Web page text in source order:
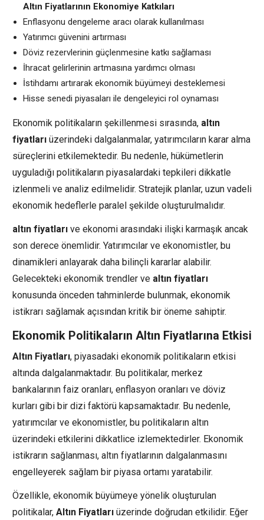
Altın Fiyatlarının Ekonomiye Katkıları
Enflasyonu dengeleme aracı olarak kullanılması
Yatırımcı güvenini artırması
Döviz rezervlerinin güçlenmesine katkı sağlaması
İhracat gelirlerinin artmasına yardımcı olması
İstihdamı artırarak ekonomik büyümeyi desteklemesi
Hisse senedi piyasaları ile dengeleyici rol oynaması
Ekonomik politikaların şekillenmesi sırasında, altın
fiyatları üzerindeki dalgalanmalar, yatırımcıların karar alma
süreçlerini etkilemektedir. Bu nedenle, hükümetlerin
uyguladığı politikaların piyasalardaki tepkileri dikkatle
izlenmeli ve analiz edilmelidir. Stratejik planlar, uzun vadeli
ekonomik hedeflerle paralel şekilde oluşturulmalıdır.
altın fiyatları ve ekonomi arasındaki ilişki karmaşık ancak
son derece önemlidir. Yatırımcılar ve ekonomistler, bu
dinamikleri anlayarak daha bilinçli kararlar alabilir.
Gelecekteki ekonomik trendler ve altın fiyatları
konusunda önceden tahminlerde bulunmak, ekonomik
istikrarı sağlamak açısından kritik bir öneme sahiptir.
Ekonomik Politikaların Altın Fiyatlarına Etkisi
Altın Fiyatları, piyasadaki ekonomik politikaların etkisi
altında dalgalanmaktadır. Bu politikalar, merkez
bankalarının faiz oranları, enflasyon oranları ve döviz
kurları gibi bir dizi faktörü kapsamaktadır. Bu nedenle,
yatırımcılar ve ekonomistler, bu politikaların altın
üzerindeki etkilerini dikkatlice izlemektedirler. Ekonomik
istikrarın sağlanması, altın fiyatlarının dalgalanmasını
engelleyerek sağlam bir piyasa ortamı yaratabilir.
Özellikle, ekonomik büyümeye yönelik oluşturulan
politikalar, Altın Fiyatları üzerinde doğrudan etkilidir. Eğer